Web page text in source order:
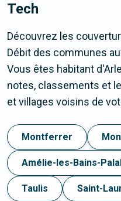
Tech
Découvrez les
Débit des communes
Vous êtes habitant
notes, classements et
et villages voisins de
Montferrer
Amélie-les-Bains-
Taulis Saint-